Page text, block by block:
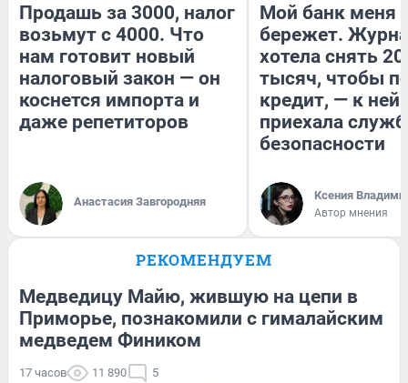
Продашь за 3000, налог
возьмут с 4000. Что
нам готовит новый
налоговый закон — он
коснется импорта и
даже репетиторов
Анастасия Завгородняя
Мой банк меня
бережет.
хотела снять
тысяч, чтобы
кредит, — к
приехала
безопасности
Ксения
Автор мнения
РЕКОМЕНДУЕМ
Медведицу Майю, жившую на цепи в
Приморье, познакомили с гималайским
медведем Фиником
17 часов 11 890 5